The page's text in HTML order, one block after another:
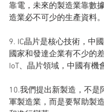
靠電，未來的製造業靠數
造業必不可少的生產資料。
9. IC晶片是核心技術，中
國家和發達企業有不少的
IoT、晶片領域，中國有機
10.我們提出新製造，不是
軍製造業，而是要幫助製